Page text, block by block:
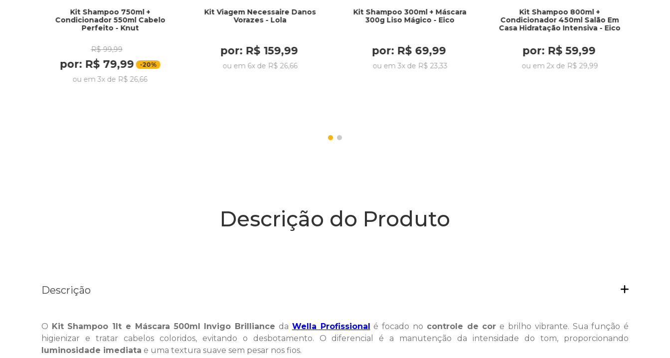
Kit Shampoo 750ml +
Condicionador 550ml Cabelo
Perfeito - Knut
R$ 99,99
por: R$ 79,99 -20%
ou em3x de R$ 26,66
Kit Viagem Necessaire Danos
Vorazes - Lola
por: R$ 159,99
ou em 6x de R$ 26,66
Kit Shampoo 300ml + Máscara
300g Liso Mágico - Eico
por: R$ 69,99
ou em3x de R$ 23,33
Kit Shampoo 800ml +
Condicionador 450ml Salão Em
Casa Hidratação Intensiva - Eico
por: R$ 59,99
ou em2x de R$ 29,99
Descrição do Produto
Descrição
O Kit Shampoo 1lt e Máscara 500ml Invigo Brilliance da Wella Profissional é focado no controle de cor e brilho vibrante. Sua função é
higienizar e tratar cabelos coloridos, evitando o desbotamento. O diferencial é a manutenção da intensidade do tom, proporcionando
luminosidade imediata e uma textura suave sem pesar nos fios.